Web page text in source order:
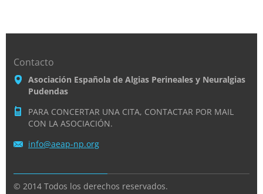
Contacto
Asociación Española de Algias Perineales y Neuralgias
Pudendas
PARA CONCERTAR UNA CITA, CONTACTAR POR MAIL
CON LA ASOCIACIÓN.
info@aeap-np.org
© 2014 Todos los derechos reservados.